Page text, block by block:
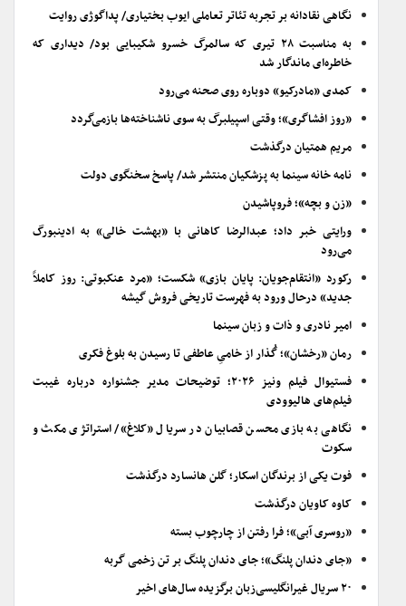
نگاهی نقادانه بر تجربه تئاتر تعاملی ایوب بختیاری/ پداگوژی روایت
به مناسبت ۲۸ تیری که سالمرگ خسرو شکیبایی بود/ دیداری که
خاطره‌ای ماندگار شد
کمدی «مادرکیو» دوباره روی صحنه می‌رود
«روز افشاگری»؛ وقتی اسپیلبرگ به سوی ناشناخته‌ها بازمی‌گردد
مریم همتیان درگذشت
نامه خانه سینما به پزشکیان منتشر شد/ پاسخ سخنگوی دولت
«زن و بچه»؛ فروپاشیدن
ورایتی خبر داد؛ عبدالرضا کاهانی با «بهشت خالی» به ادینبورگ
می‌رود
رکورد «انتقام‌جویان: پایان بازی» شکست؛ «مرد عنکبوتی: روز کاملاً
جدید» درحال ورود به فهرست تاریخی فروش گیشه
امیر نادری و ذات و زبان سینما
رمان «رخشان»؛ گُذار از خامیِ عاطفی تا رسیدن به بلوغ فکری
فستیوال فیلم ونیز ۲۰۲۶؛ توضیحات مدیر جشنواره درباره غیبت
فیلم‌های هالیوودی
نگاهی به بازی محسن قصابیان در سریال «کلاغ»/ استراتژی مکث و
سکوت
فوت یکی از برندگان اسکار؛ گلن هانسارد درگذشت
کاوه کاویان درگذشت
«روسری آبی»؛ فرا رفتن از چارچوب بسته
«جای دندان پلنگ»؛ جای دندان پلنگ بر تن زخمی گربه
۲۰ سریال غیرانگلیسی‌زبان برگزیده سال‌های اخیر